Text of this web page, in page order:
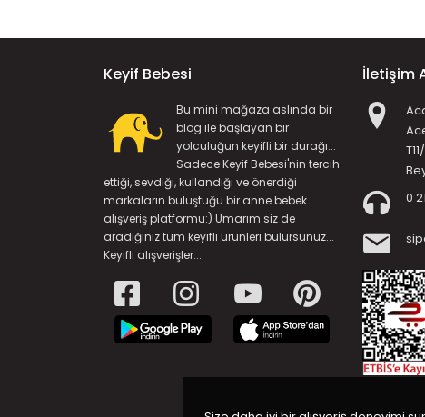
Keyif Bebesi
Bu mini mağaza aslında bir
blog ile başlayan bir
yolculuğun keyifli bir durağı...
Sadece Keyif Bebesi'nin tercih
ettiği, sevdiği, kullandığı ve önerdiği
markaların buluştuğu bir anne bebek
alışveriş platformu:) Umarım siz de
aradığınız tüm keyifli ürünleri bulursunuz...
Keyifli alışverişler...
İletişim
0